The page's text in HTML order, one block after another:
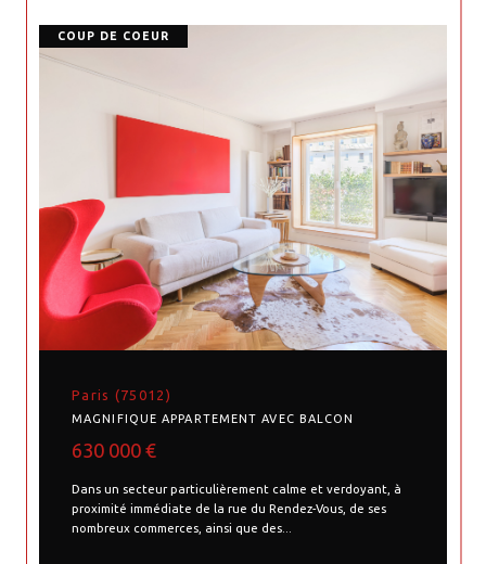
Paris (75012)
MAGNIFIQUE APPARTEMENT AVEC BALCON
630 000 €
Dans un secteur particulièrement calme et verdoyant, à
proximité immédiate de la rue du Rendez-Vous, de ses
nombreux commerces, ainsi que des...
COUP DE COEUR